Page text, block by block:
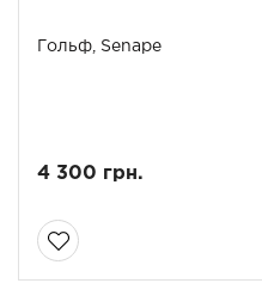
Гольф, Senape
4 300 грн.